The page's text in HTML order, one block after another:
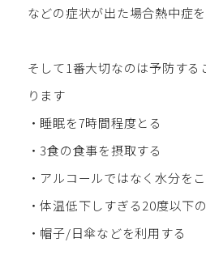
などの症状が出た場合熱中症
そして1番大切なのは予防する
ります
・睡眠を7時間程度とる
・3食の食事を摂取する
・アルコールではなく水分を
・体温低下しすぎる20度以下
・帽子/日傘などを利用する